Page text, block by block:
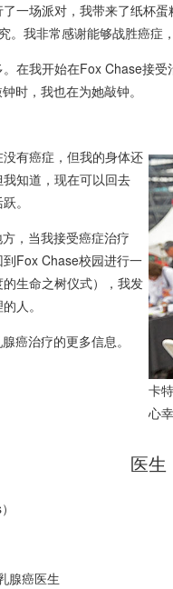
一场派对，我带来了纸杯
我非常感谢能够战胜癌症
在我开始在Fox Chase接
时，我也在为她敲钟。
卡
心
有癌症，但我的身体还
知道，现在可以回去
。
，当我接受癌症治疗
Fox Chase校园进行一
生命之树仪式），我发
人。
癌治疗的更多信息。
医生
腺癌医生